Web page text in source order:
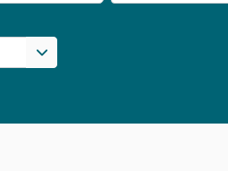
une ou des valeurs